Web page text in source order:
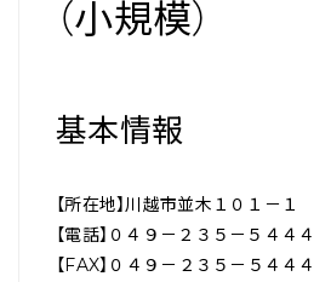
（小規模）
基本情報
【所在地】川越市並木１０１－１
【電話】０４９－２３５－５４４４
【FAX】０４９－２３５－５４４４